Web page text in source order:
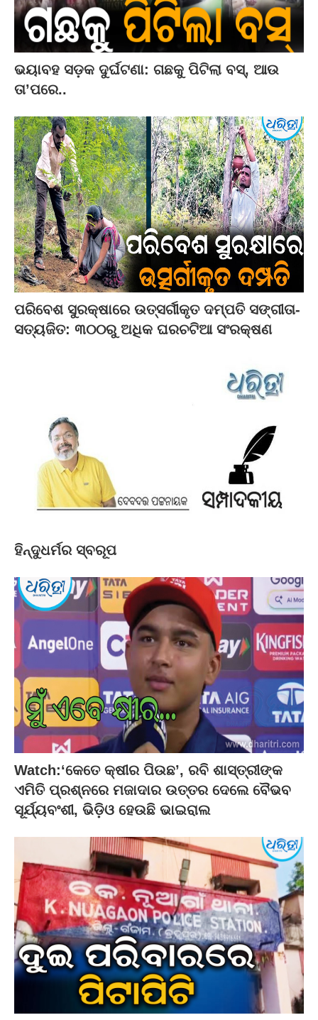
ଭୟାବହ ସଡ଼କ ଦୁର୍ଘଟଣା: ଗଛକୁ ପିଟିଲା ବସ୍‌, ଆଉ
ତା’ପରେ..
ପରିବେଶ ସୁରକ୍ଷାରେ ଉତ୍ସର୍ଗୀକୃତ ଦମ୍ପତି ସଙ୍ଗୀତା-
ସତ୍ୟଜିତ: ୩୦୦ରୁ ଅଧିକ ଘରଚଟିଆ ସଂରକ୍ଷଣ
ହିନ୍ଦୁଧର୍ମର ସ୍ବରୂପ
Watch:‘କେତେ କ୍ଷୀର ପିଉଛ’, ରବି ଶାସ୍ତ୍ରୀଙ୍କ
ଏମିତି ପ୍ରଶ୍ନରେ ମଜାଦାର ଉତ୍ତର ଦେଲେ ବୈଭବ
ସୂର୍ଯ୍ୟବଂଶୀ, ଭିଡ଼ିଓ ହେଉଛି ଭାଇରାଲ